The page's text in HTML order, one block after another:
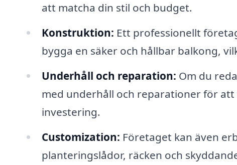
att matcha din stil och budget.
Konstruktion: Ett professionellt
bygga en säker och hållbar balkong,
Underhåll och reparation: Om du
med underhåll och reparationer för
investering.
Customization: Företaget kan även
planteringslådor, räcken och